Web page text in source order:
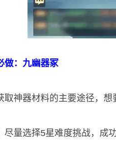
做：九幽器冢
取神器材料的主要途径，想
尽量选择5星难度挑战，成